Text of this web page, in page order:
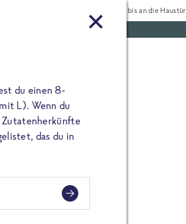
Tiefgekühlt bis an die Haustür
Boxen
schnell
E-Mail Adresse
angibst, erscheint
du einen 8-
L). Wenn du
das du in